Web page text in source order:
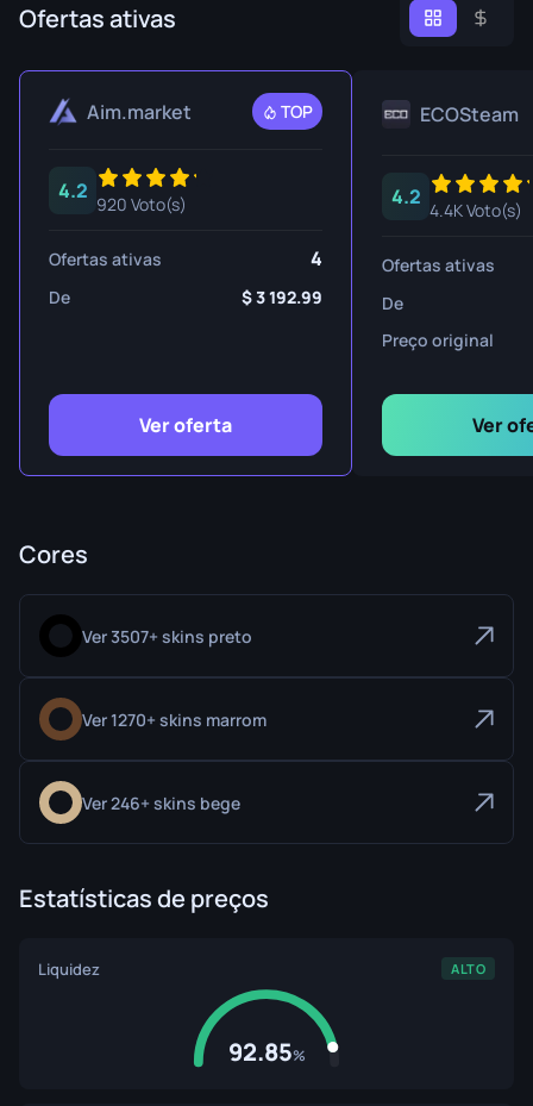
Ofertas ativas
Aim.market TOP
4.2
920 Voto(s)
Ofertas ativas 4
De 3 192.99
Ver oferta
ECOSteam
4.2
4.4K Voto(s)
Ofertas ativas
De
Preço original
Ver
Cores
Ver 3507+ skins preto
Ver 1270+ skins marrom
Ver 246+ skins bege
Estatísticas de preços
Liquidez ALTO
92.85%